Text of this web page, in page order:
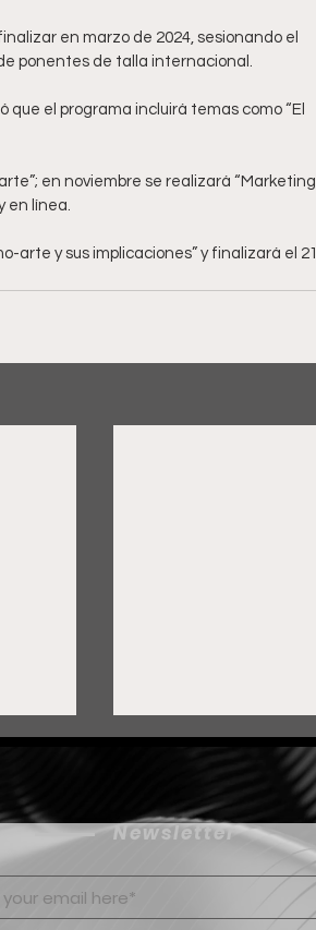
en marzo de 2024, sesionando el
ponentes de talla internacional.
el programa incluirá temas como “El
en noviembre se realizará “Marketing
en línea.
arte y sus implicaciones” y finalizará el 21
Newsletter